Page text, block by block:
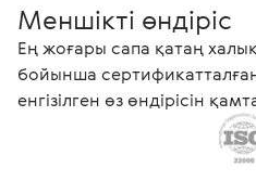
Меншікті өндіріс
Ең жоғары сапа қатаң
бойынша сертификатталған
енгізілген өз өндірісін